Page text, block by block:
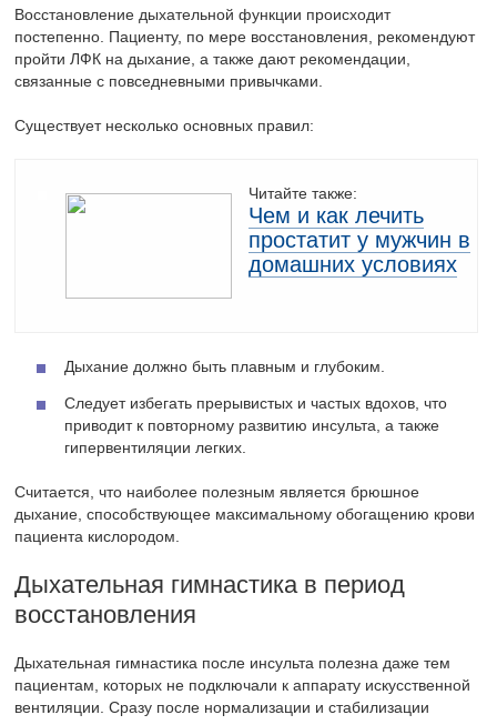
Восстановление дыхательной функции происходит
постепенно. Пациенту, по мере восстановления, рекомендуют
пройти ЛФК на дыхание, а также дают рекомендации,
связанные с повседневными привычками.
Существует несколько основных правил:
Читайте также:
Чем и как лечить
простатит у мужчин в
домашних условиях
Дыхание должно быть плавным и глубоким.
Следует избегать прерывистых и частых вдохов, что
приводит к повторному развитию инсульта, а также
гипервентиляции легких.
Считается, что наиболее полезным является брюшное
дыхание, способствующее максимальному обогащению крови
пациента кислородом.
Дыхательная гимнастика в период
восстановления
Дыхательная гимнастика после инсульта полезна даже тем
пациентам, которых не подключали к аппарату искусственной
вентиляции. Сразу после нормализации и стабилизации